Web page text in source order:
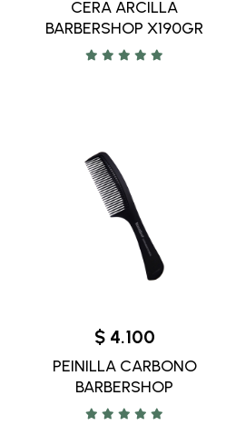
CERA ARCILLA
BARBERSHOP X190GR
$ 4.100
PEINILLA CARBONO
BARBERSHOP